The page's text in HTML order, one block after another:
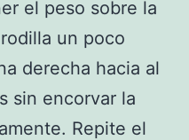
el peso sobre la
un poco
derecha hacia al
sin encorvar la
Repite el